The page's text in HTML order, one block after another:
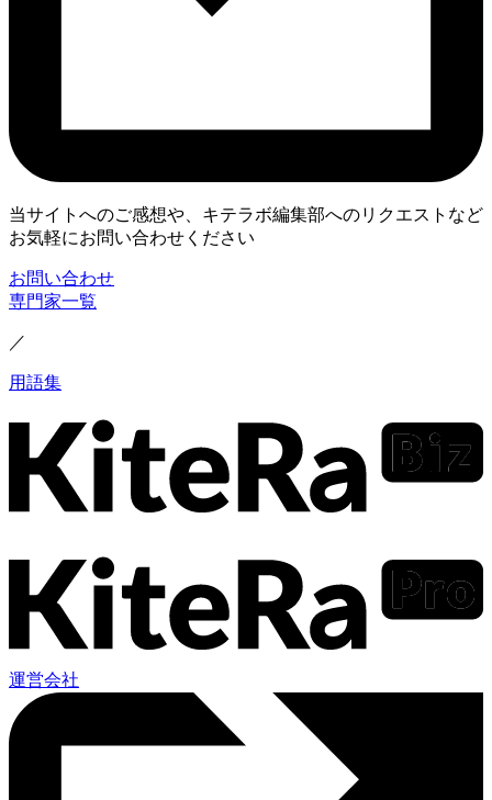
当サイトへのご感想や、キテラボ編集部へのリクエストなど
お気軽にお問い合わせください
お問い合わせ
専門家一覧
／
用語集
運営会社